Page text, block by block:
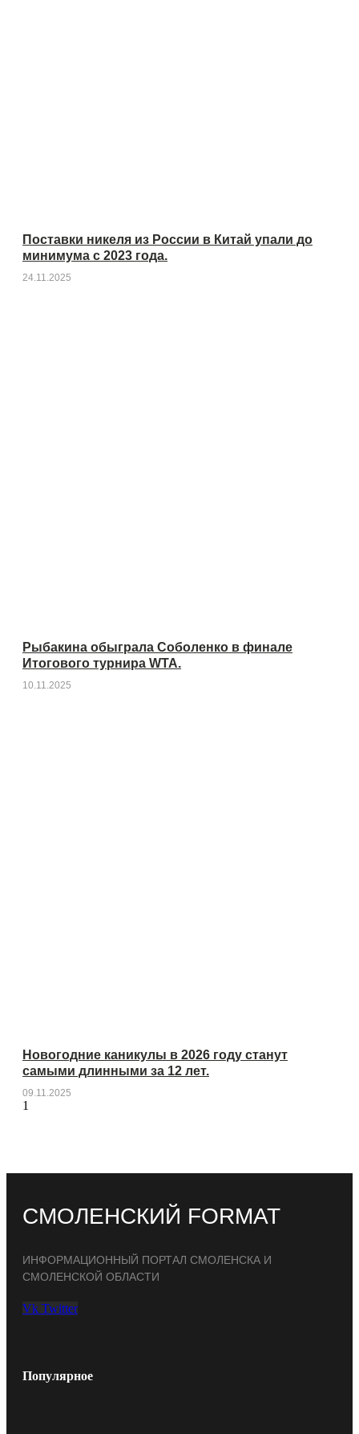
Поставки никеля из России в Китай упали до
минимума с 2023 года.
24.11.2025
Рыбакина обыграла Соболенко в финале
Итогового турнира WTA.
10.11.2025
Новогодние каникулы в 2026 году станут
самыми длинными за 12 лет.
09.11.2025
СМОЛЕНСКИЙ FORMAT
ИНФОРМАЦИОННЫЙ ПОРТАЛ СМОЛЕНСКА И
СМОЛЕНСКОЙ ОБЛАСТИ
Vk Twitter
Популярное